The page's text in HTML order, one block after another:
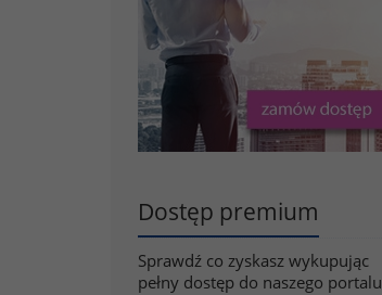
Dostęp premium
Sprawdź co zyskasz wykupując
pełny dostęp do naszego portalu